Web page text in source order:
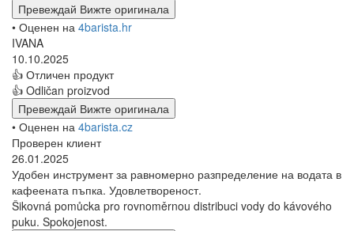
Превеждай Вижте оригинала
• Оценен на 4barista.hr
IVANA
10.10.2025
👍 Отличен продукт
👍 Odličan proizvod
Превеждай Вижте оригинала
• Оценен на 4barista.cz
Проверен клиент
26.01.2025
Удобен инструмент за равномерно разпределение на водата в
кафеената пъпка. Удовлетвореност.
Šikovná pomůcka pro rovnoměrnou distribuci vody do kávového
puku. Spokojenost.